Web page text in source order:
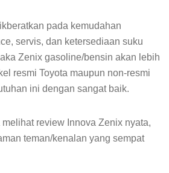
pada kemudahan
servis, dan ketersediaan suku
Zenix gasoline/bensin akan lebih
resmi Toyota maupun non-resmi
ini dengan sangat baik.
review Innova Zenix nyata,
teman/kenalan yang sempat